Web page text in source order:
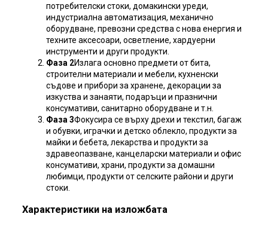
потребителски стоки, домакински уреди,
индустриална автоматизация, механично
оборудване, превозни средства с нова енергия и
техните аксесоари, осветление, хардуерни
инструменти и други продукти.
Фаза 2Излага основно предмети от бита,
строителни материали и мебели, кухненски
съдове и прибори за хранене, декорации за
изкуства и занаяти, подаръци и празнични
консумативи, санитарно оборудване и т.н.
Фаза 3Фокусира се върху дрехи и текстил, багаж
и обувки, играчки и детско облекло, продукти за
майки и бебета, лекарства и продукти за
здравеопазване, канцеларски материали и офис
консумативи, храни, продукти за домашни
любимци, продукти от селските райони и други
стоки.
Характеристики на изложбата